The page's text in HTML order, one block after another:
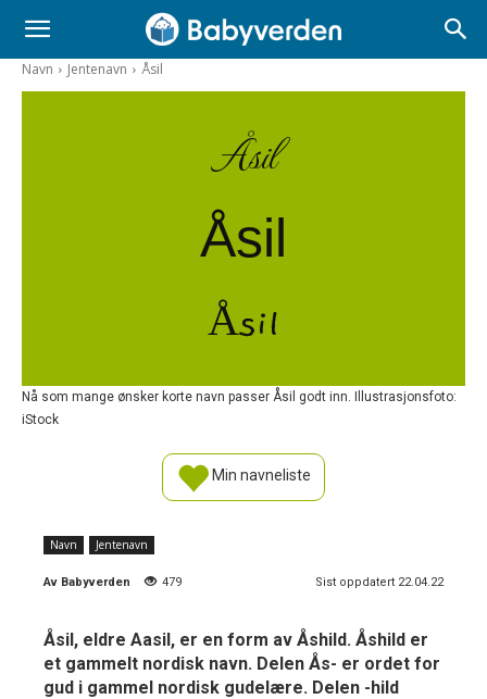
Navn Jentenavn Åsil
Åsil
Åsil
Åsil
Nå som mange ønsker korte navn passer Åsil godt inn. Illustrasjonsfoto:
iStock
Min navneliste
Navn Jentenavn
Av Babyverden 479 Sist oppdatert 22.04.22
Åsil, eldre Aasil, er en form av Åshild. Åshild er
et gammelt nordisk navn. Delen Ås- er ordet for
gud i gammel nordisk gudelære. Delen -hild